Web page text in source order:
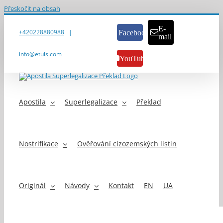
Přeskočit na obsah
+420228880988 |
info@etuls.com
Facebook
E-
mail
YouTube
Apostila Superlegalizace Překlad
Nostrifikace Ověřování cizozemských listin
Originál Návody Kontakt EN UA